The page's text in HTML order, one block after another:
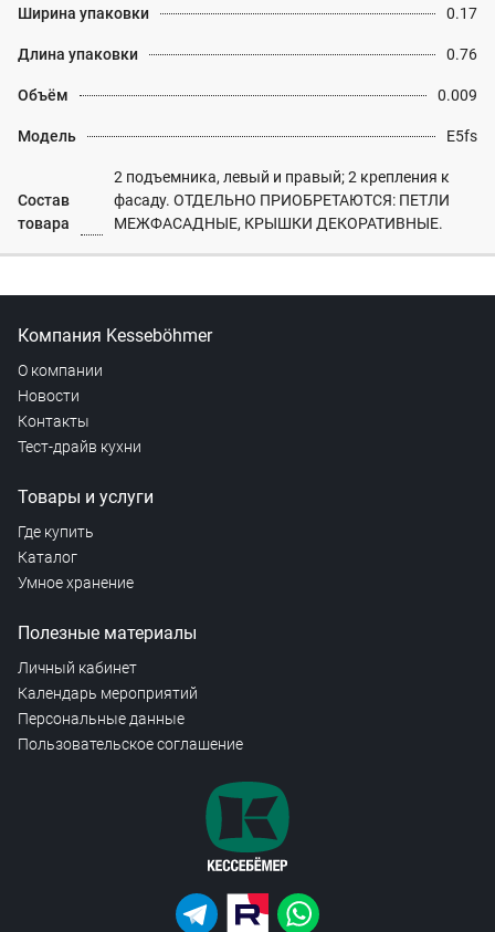
Ширина упаковки 0.17
Длина упаковки 0.76
Объём 0.009
Модель E5fs
Состав
товара
2 подъемника, левый и правый; 2 крепления к
фасаду. ОТДЕЛЬНО ПРИОБРЕТАЮТСЯ: ПЕТЛИ
МЕЖФАСАДНЫЕ, КРЫШКИ ДЕКОРАТИВНЫЕ.
Компания Kesseböhmer
О компании
Новости
Контакты
Тест-драйв кухни
Товары и услуги
Где купить
Каталог
Умное хранение
Полезные материалы
Личный кабинет
Календарь мероприятий
Персональные данные
Пользовательское соглашение